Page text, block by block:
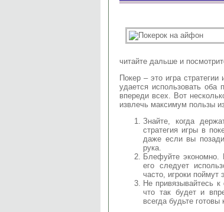
читайте дальше и
Покер – это игра
удается использовать оба
впереди всех. Вот
извлечь максимум пользы
Знайте, когда
стратегия игры в
даже если вы
рука.
Блефуйте
его следует
часто, игроки поймут
Не привязывайтесь
что так будет и
всегда будьте